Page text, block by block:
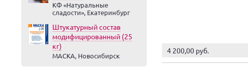
КФ «Натуральные
сладости», Екатеринбург
Штукатурный состав
модифицированный (25
кг)
МАСКА, Новосибирск
4 200,00 руб.